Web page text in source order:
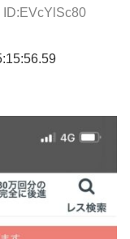
ID:EVcYlSc80